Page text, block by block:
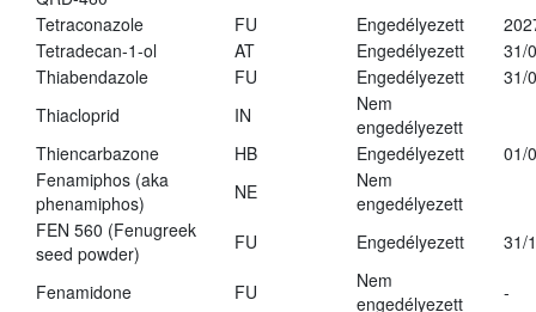
Tetraconazole
FU Engedélyezett
Tetradecan-1-ol
AT Engedélyezett
31/
Thiabendazole
FU Engedélyezett
31/
Thiacloprid
IN
Nem
engedélyezett
Thiencarbazone
HB Engedélyezett
01/
Fenamiphos (aka
phenamiphos)
NE
Nem
engedélyezett
FEN 560 (Fenugreek
seed powder)
FU Engedélyezett 31/
Fenamidone FU
Nem
engedélyezett
-